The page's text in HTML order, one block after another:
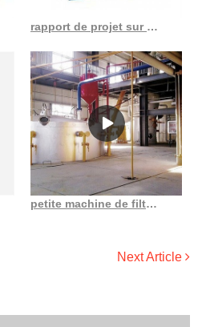
rapport de projet sur le coût de la machine d’extraction d’huile de graines de tournesol en ukraine
petite machine de filtre à huile au Bénin
Next Article